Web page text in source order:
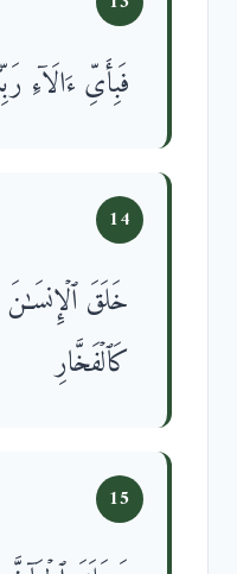
فَبِأَیِّ ءَالَاۤءِ
14
خَلَقَ
كَٱلۡفَخَّارِ
15